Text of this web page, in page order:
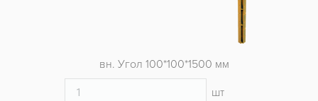
вн. Угол 100*100*1500 мм
шт